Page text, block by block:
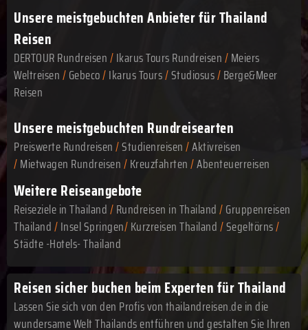
Unsere meistgebuchten Anbieter für Thailand
Reisen
DERTOUR Rundreisen/Ikarus Tours Rundreisen/Meiers
Weltreisen/Gebeco/Ikarus Tours/Studiosus/Berge&Meer
Reisen
Unsere meistgebuchten Rundreisearten
Preiswerte Rundreisen/Studienreisen/Aktivreisen
/Mietwagen Rundreisen/Kreuzfahrten/Abenteuerreisen
Weitere Reiseangebote
Reiseziele in Thailand/Rundreisen in Thailand/Gruppenreisen
Thailand/Insel Springen/Kurzreisen Thailand/Segeltörns/
Städte -Hotels- Thailand
Reisen sicher buchen beim Experten für Thailand
Lassen Sie sich von den Profis von thailandreisen.de in die
wundersame Welt Thailands entführen und gestalten Sie Ihren